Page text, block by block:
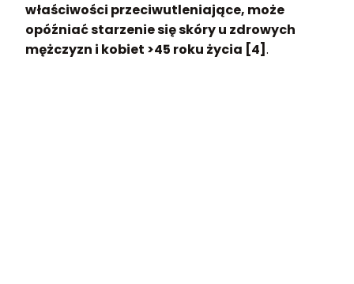
właściwości przeciwutleniające, może
opóźniać starzenie się skóry u zdrowych
mężczyzn i kobiet >45 roku życia [4] .